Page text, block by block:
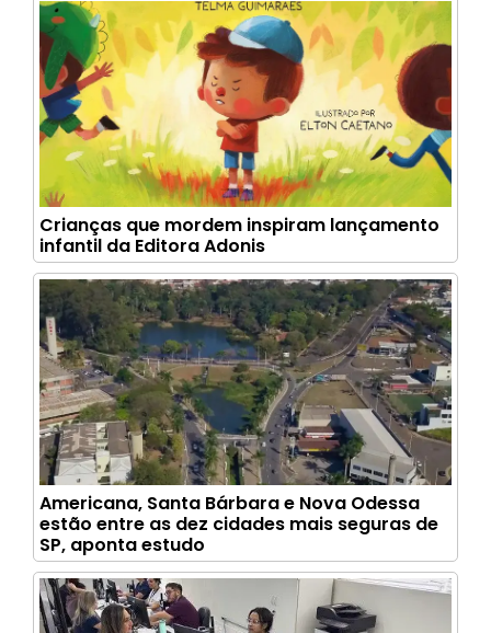
Crianças que mordem inspiram lançamento
infantil da Editora Adonis
Americana, Santa Bárbara e Nova Odessa
estão entre as dez cidades mais seguras de
SP, aponta estudo